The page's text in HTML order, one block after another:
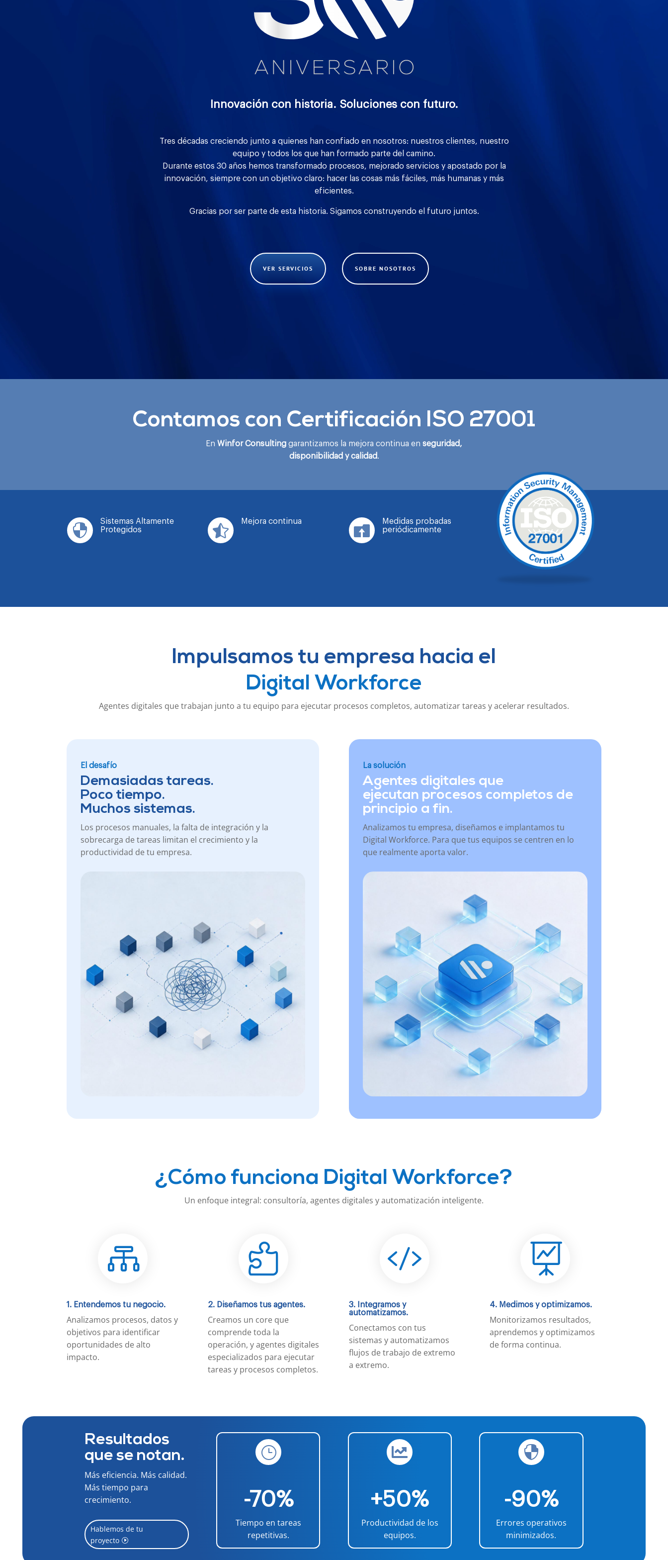
Innovación con historia. Soluciones con futuro.
Tres décadas creciendo junto a quienes han confiado en nosotros: nuestros clientes, nuestro
equipo y todos los que han formado parte del camino.
Durante estos 30 años hemos transformado procesos, mejorado servicios y apostado por la
innovación, siempre con un objetivo claro: hacer las cosas más fáciles, más humanas y más
eficientes.
Gracias por ser parte de esta historia. Sigamos construyendo el futuro juntos.
VER SERVICIOS SOBRE NOSOTROS
Contamos con Certificación ISO 27001
En Winfor Consulting garantizamos la mejora continua en seguridad,
disponibilidad y calidad.

Sistemas Altamente
Protegidos

Mejora continua

Medidas probadas
periódicamente
Impulsamos tu empresa hacia el
Digital Workforce
Agentes digitales que trabajan junto a tu equipo para ejecutar procesos completos, automatizar tareas y acelerar resultados.
El desafío
Demasiadas tareas.
Poco tiempo.
Muchos sistemas.
Los procesos manuales, la falta de integración y la
sobrecarga de tareas limitan el crecimiento y la
productividad de tu empresa.
La solución
Agentes digitales que
ejecutan procesos completos de
principio a fin.
Analizamos tu empresa, diseñamos e implantamos tu
Digital Workforce. Para que tus equipos se centren en lo
que realmente aporta valor.
¿Cómo funciona Digital Workforce?
Un enfoque integral: consultoría, agentes digitales y automatización inteligente.

1. Entendemos tu negocio.
Analizamos procesos, datos y
objetivos para identificar
oportunidades de alto
impacto.

2. Diseñamos tus agentes.
Creamos un core que
comprende toda la
operación, y agentes digitales
especializados para ejecutar
tareas y procesos completos.

3. Integramos y
automatizamos.
Conectamos con tus
sistemas y automatizamos
flujos de trabajo de extremo
a extremo.

4. Medimos y optimizamos.
Monitorizamos resultados,
aprendemos y optimizamos
de forma continua.
Resultados
que se notan.
Más eficiencia. Más calidad.
Más tiempo para
crecimiento.
Hablemos de tu
proyecto
}
-70%
Tiempo en tareas
repetitivas.

+50%
Productividad de los
equipos.

-90%
Errores operativos
minimizados.